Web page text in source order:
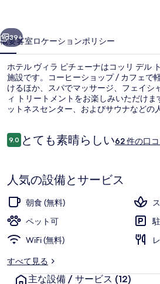
チ
ェ
ー
ナ
の
写
真
ャ
ラ
リ
ー
39+
概要客室ロケーションポリシー
ホテル ヴィラ ピチェーナはコッリ デル
施設です。コーヒーショップ / カフェで
けるほか、スパでマッサージ、フェイシ
ィ トリートメントをお楽しみいただけ
ットネスセンター、およびサウナなどの
口
コ
9.010段階中9.0
とても素晴らしい62 件の口
人気の設備とサービス
朝食 (無料)
ペット可
WiFi (無料)
すべて見る
主な設備 / サービス (12)